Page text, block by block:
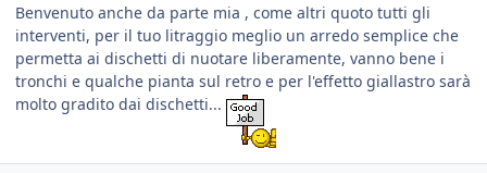
Benvenuto anche da parte mia , come altri quoto tutti gli
interventi, per il tuo litraggio meglio un arredo semplice che
permetta ai dischetti di nuotare liberamente, vanno bene i
tronchi e qualche pianta sul retro e per l'effetto giallastro sarà
molto gradito dai dischetti...